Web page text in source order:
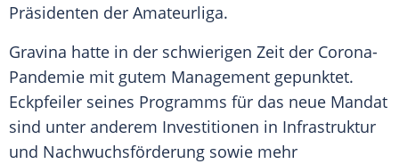
Präsidenten der Amateurliga.
Gravina hatte in der schwierigen Zeit der Corona-
Pandemie mit gutem Management gepunktet.
Eckpfeiler seines Programms für das neue Mandat
sind unter anderem Investitionen in Infrastruktur
und Nachwuchsförderung sowie mehr